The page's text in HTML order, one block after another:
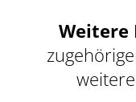
Weitere